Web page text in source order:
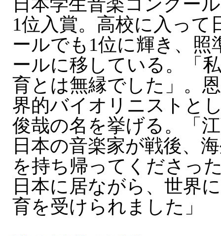
1位入賞。高校に入って
ールでも1位に輝き、照
ールに移している。「
育とは無縁でした」。
界的バイオリニストと
俊哉の名を挙げる。「
日本の音楽家が戦後、
を持ち帰ってくださっ
日本に居ながら、世界
育を受けられました」